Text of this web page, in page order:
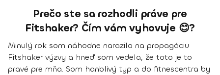
Prečo ste sa rozhodli práve pre
Fitshaker? Čím vám vyhovuje 😊?
Minulý rok som náhodne narazila na propagáciu
Fitshaker výzvy a hneď som vedela, že toto je to
pravé pre mňa. Som hanblivý typ a do fitnescentra by